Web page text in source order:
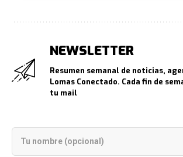
NEWSLETTER
Resumen semanal de noticias,
Lomas Conectado. Cada fin de
tu mail